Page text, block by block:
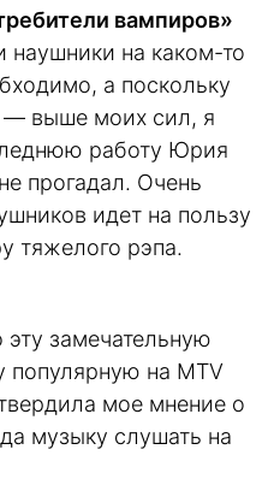
вампиров»
наушники на каком-то
а поскольку
— выше моих сил, я
работу Юрия
прогадал. Очень
идет на пользу
тяжелого рэпа.
замечательную
популярную на MTV
мое мнение о
музыку слушать на